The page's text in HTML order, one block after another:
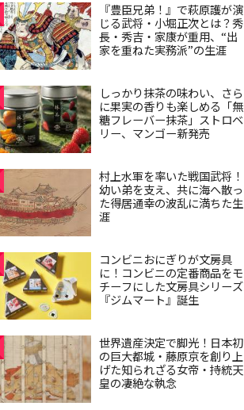
『豊臣兄弟！』で萩原護が演
じる武将・小堀正次とは？秀
長・秀吉・家康が重用、“出
家を重ねた実務派”の生涯
しっかり抹茶の味わい、さら
に果実の香りも楽しめる「無
糖フレーバー抹茶」ストロベ
リー、マンゴー新発売
村上水軍を率いた戦国武将！
幼い弟を支え、共に海へ散っ
た得居通幸の波乱に満ちた生
涯
コンビニおにぎりが文房具
に！コンビニの定番商品をモ
チーフにした文房具シリーズ
『ジムマート』誕生
世界遺産決定で脚光！日本初
の巨大都城・藤原京を創り上
げた知られざる女帝・持統天
皇の凄絶な執念